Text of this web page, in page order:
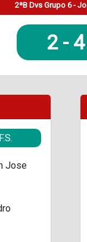
2ªB Dvs Grupo 6 -
2- 4
Jose